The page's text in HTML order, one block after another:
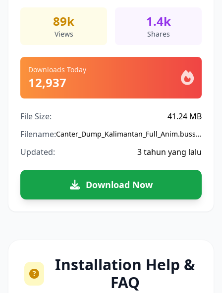
89k
Views
1.4k
Shares
Downloads Today
12,937
File Size:
41.24 MB
Filename:
Canter_Dump_Kalimantan_Full_Anim.bussidmod
Updated: 3 tahun yang lalu
Download Now
Installation Help &
FAQ